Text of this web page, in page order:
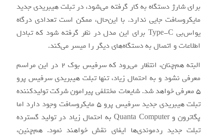
برای شارژ دستگاه به کار گرفته می‌شود، در تبلت هیبریدی جدید
مایکروسافت جایی ندارد. با این‌حال، ممکن است تعدادی درگاه
یواس‌بی Type-C برای این مدل در نظر گرفته شود که تبادل
اطلاعات و اتصال به دستگاه‌های دیگر را میسر می‌کند.
البته هم‌چنان، انتظار می‌رود که سرفیس بوک ۲ در این مراسم
معرفی نشود و به احتمال زیاد، تنها تبلت هیبریدی سرفیس پرو
۵ معرفی خواهد شد. شایعات مختلفی پیرامون شرکت تولید‌کننده
تبلت هیبریدی جدید سرفیس پرو ۵ مایکروسافت وجود دارد اما
پگاترون و Quanta Computer به احتمال زیاد در تولید گسترده
تبلت جدید ردموندی‌ها ایفای نقش خواهند نمود. هم‌چنین،